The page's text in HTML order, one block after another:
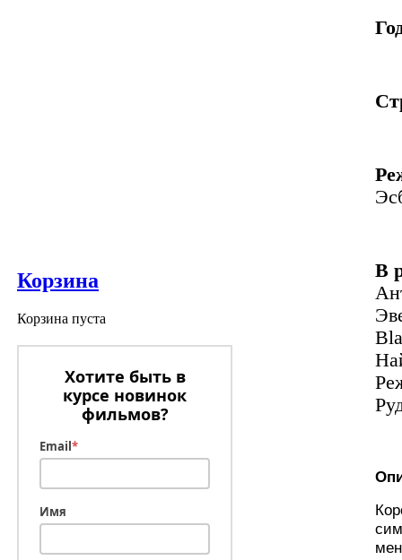
Корзина
Корзина пуста
Хотите быть в
курсе новинок
фильмов?
Email*
Имя
В